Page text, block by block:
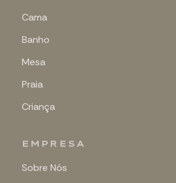
Cama
Banho
Mesa
Praia
Criança
EMPRESA
Sobre Nós